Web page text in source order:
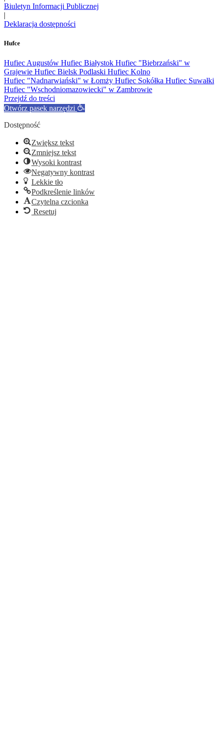
Biuletyn Informacji Publicznej
|
Deklaracja dostępności
Hufce
Hufiec Augustów Hufiec Białystok Hufiec "Biebrzański" w
Grajewie Hufiec Bielsk Podlaski Hufiec Kolno
Hufiec "Nadnarwiański" w Łomży Hufiec Sokółka Hufiec Suwałki
Hufiec "Wschodniomazowiecki" w Zambrowie
Przejdź do treści
Otwórz pasek narzędzi
Dostępność
Zwiększ tekst
Zmniejsz tekst
Wysoki kontrast
Negatywny kontrast
Lekkie tło
Podkreślenie linków
Czytelna czcionka
Resetuj